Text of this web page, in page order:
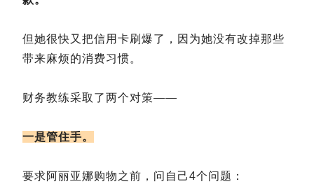
但她很快又把信用卡刷爆了，因为她没有改掉那些
带来麻烦的消费习惯。
财务教练采取了两个对策——
一是管住手。
要求阿丽亚娜购物之前，问自己4个问题：